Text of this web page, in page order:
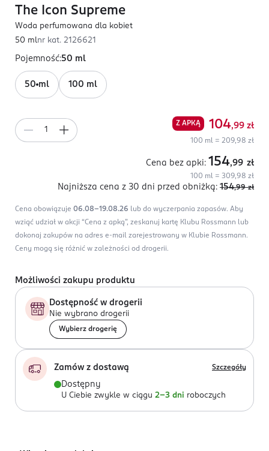
The Icon Supreme
Woda perfumowana dla kobiet
50 mlnr kat. 2126621
Pojemność:50 ml
50 ml 100 ml
Z APKĄ 104,99 zł
100 ml = 209,98 zł
Cena bez apki: 154,99 zł
100 ml = 309,98 zł
Najniższa cena z 30 dni przed obniżką: 154,99 zł
Cena obowiązuje 06.08-19.08.26 lub do wyczerpania zapasów. Aby
wziąć udział w akcji “Cena z apką”, zeskanuj kartę Klubu Rossmann lub
dokonaj zakupów na adres e-mail zarejestrowany w Klubie Rossmann.
Ceny mogą się różnić w zależności od drogerii.
Możliwości zakupu produktu
Dostępność w drogerii
Nie wybrano drogerii
Wybierz drogerię
Zamów z dostawą Szczegóły
Dostępny
U Ciebie zwykle w ciągu 2-3 dni roboczych